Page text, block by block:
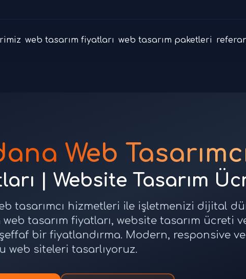
web tasarım fiyatları web tasarım paketleri
Web
| Website Tasarım
tasarımcı hizmetleri ile işletmenizi dijital
web tasarım fiyatları, website tasarım ücreti
bir fiyatlandırma. Modern, responsive ve
web siteleri tasarlıyoruz.